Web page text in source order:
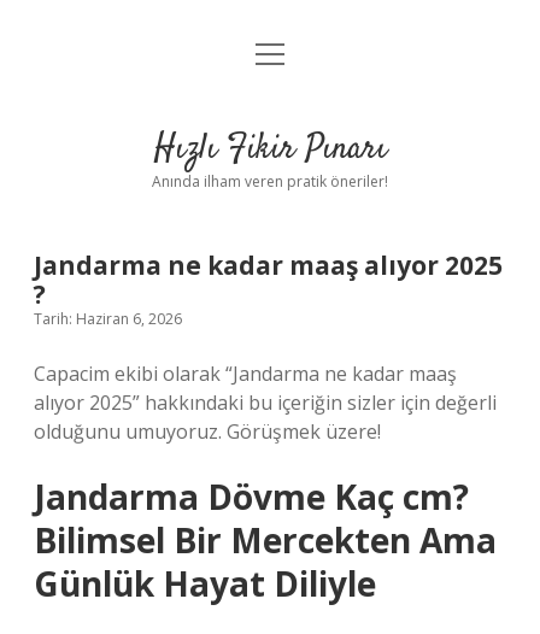
Anasayfa
Yasal Uyarı
menüyü
Hızlı Fikir Pınarı
Anında ilham veren pratik öneriler!
Jandarma ne kadar maaş alıyor 2025
?
Tarih: Haziran 6, 2026
Capacim ekibi olarak “Jandarma ne kadar maaş
alıyor 2025” hakkındaki bu içeriğin sizler için değerli
olduğunu umuyoruz. Görüşmek üzere!
Jandarma Dövme Kaç cm?
Bilimsel Bir Mercekten Ama
Günlük Hayat Diliyle